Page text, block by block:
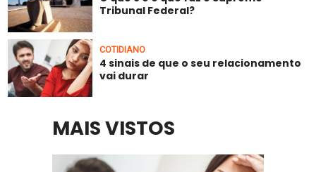
Tribunal Federal?
COTIDIANO
4 sinais de que o seu relacionamento
vai durar
MAIS VISTOS